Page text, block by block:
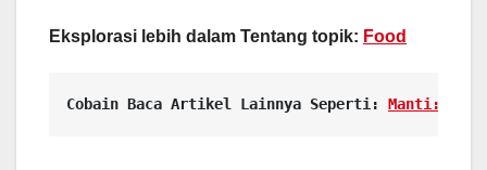
Eksplorasi lebih dalam Tentang topik: Food
Cobain Baca Artikel Lainnya Seperti: Manti: